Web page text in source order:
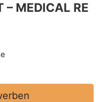
– MEDICAL RE